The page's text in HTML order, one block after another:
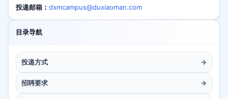
投递邮箱： dxmcampus@duxiaoman.com
目录导航
投递方式 →
招聘要求 →